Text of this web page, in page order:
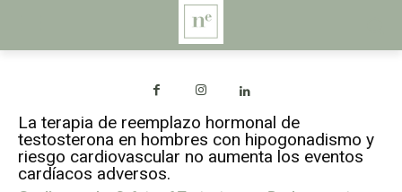
La terapia de reemplazo hormonal de
testosterona en hombres con hipogonadismo y
riesgo cardiovascular no aumenta los eventos
cardíacos adversos.